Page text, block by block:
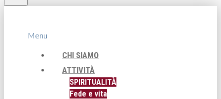
Menu
CHI SIAMO
ATTIVITÀ
SPIRITUALITÀ
Fede e vita